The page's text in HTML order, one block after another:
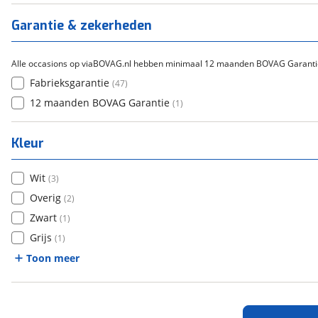
Garantie & zekerheden
Alle occasions op viaBOVAG.nl hebben minimaal 12 maanden BOVAG
Fabrieksgarantie (47)
12 maanden BOVAG Garantie (1)
Kleur
Wit (3)
Overig (2)
Zwart (1)
Grijs (1)
Toon meer